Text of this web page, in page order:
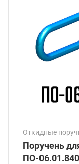
Откидные
Поручень
ПО-